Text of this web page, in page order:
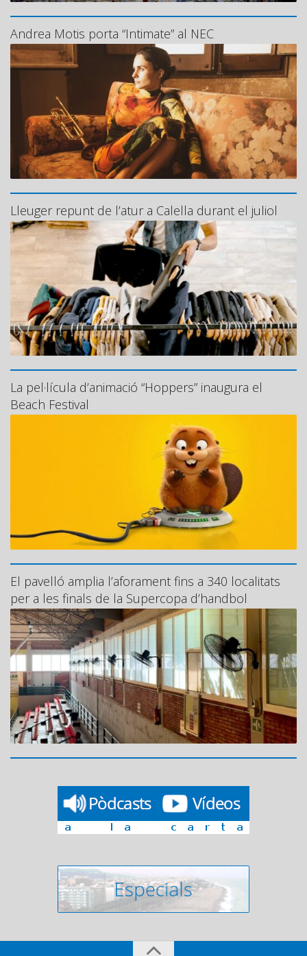
Andrea Motis porta “Intimate” al NEC
Lleuger repunt de l’atur a Calella durant el juliol
La pel·lícula d’animació “Hoppers” inaugura el
Beach Festival
El pavelló amplia l’aforament fins a 340 localitats
per a les finals de la Supercopa d’handbol